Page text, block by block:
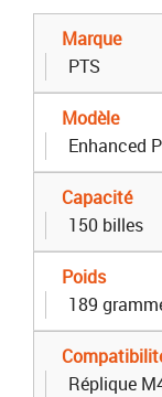
Marque
PTS
Modèle
Enhanced
Capacité
150 billes
Poids
189
Réplique